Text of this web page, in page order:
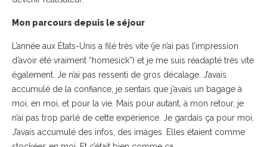
Mon parcours depuis le séjour
L’année aux États-Unis a filé très vite (je n’ai pas l’impression
d’avoir été vraiment “homesick”) et je me suis réadapté très vite
également. Je n’ai pas ressenti de gros décalage. J’avais
accumulé de la confiance, je sentais que j’avais un bagage à
moi, en moi, et pour la vie. Mais pour autant, à mon retour, je
n’ai pas trop parlé de cette expérience. Je gardais ça pour moi.
J’avais accumulé des infos, des images. Elles étaient comme